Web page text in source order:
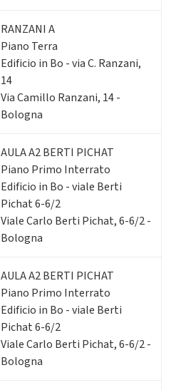
RANZANI A
Piano Terra
Edificio in Bo - via C. Ranzani,
14
Via Camillo Ranzani, 14 -
Bologna
AULA A2 BERTI PICHAT
Piano Primo Interrato
Edificio in Bo - viale Berti
Pichat 6-6/2
Viale Carlo Berti Pichat, 6-6/2 -
Bologna
AULA A2 BERTI PICHAT
Piano Primo Interrato
Edificio in Bo - viale Berti
Pichat 6-6/2
Viale Carlo Berti Pichat, 6-6/2 -
Bologna